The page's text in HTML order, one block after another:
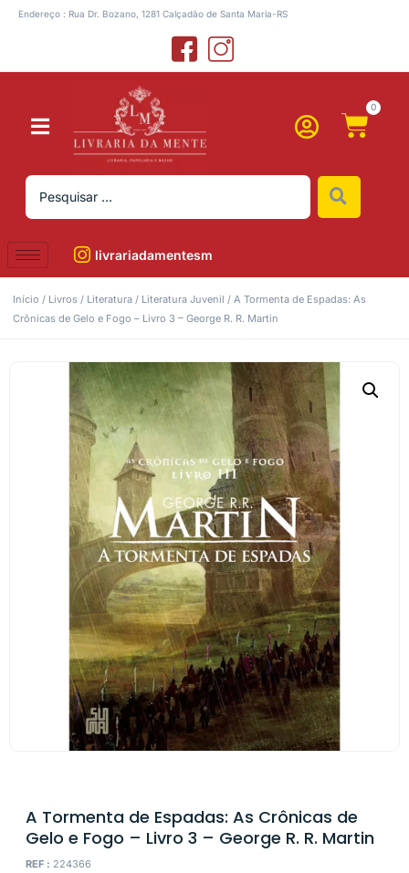
Endereço : Rua Dr. Bozano, 1281 Calçadão de Santa Maria-RS
0
livrariadamentesm
Início / Livros / Literatura / Literatura Juvenil / A Tormenta de Espadas: As
Crônicas de Gelo e Fogo – Livro 3 – George R. R. Martin
A Tormenta de Espadas: As Crônicas de
Gelo e Fogo – Livro 3 – George R. R. Martin
REF : 224366